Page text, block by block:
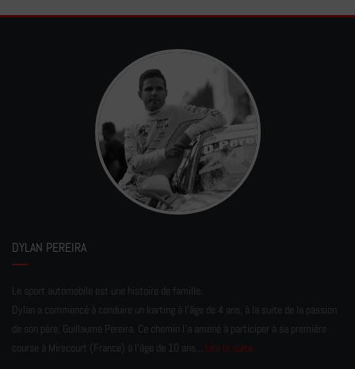
DYLAN PEREIRA
Le sport automobile est une histoire de famille.
Dylan a commencé à conduire un karting à l’âge de 4 ans, à la suite de la passion
de son père, Guillaume Pereira. Ce chemin l'a amené à participer à sa première
course à Mirecourt (France) à l'âge de 10 ans... Lire la suite